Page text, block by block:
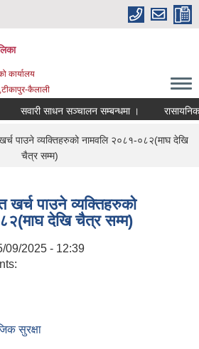
कार्यालय
कैलाली
सवारी साधन सञ्चालन सम्बन्धमा । रासायनिक
पाउने व्यक्तिहरुको नामवलि २०८१-०८२(माघ देखि
चैत्र सम्म)
खर्च पाउने व्यक्तिहरुको
देखि चैत्र सम्म)
09/2025 - 12:39
सुरक्षा